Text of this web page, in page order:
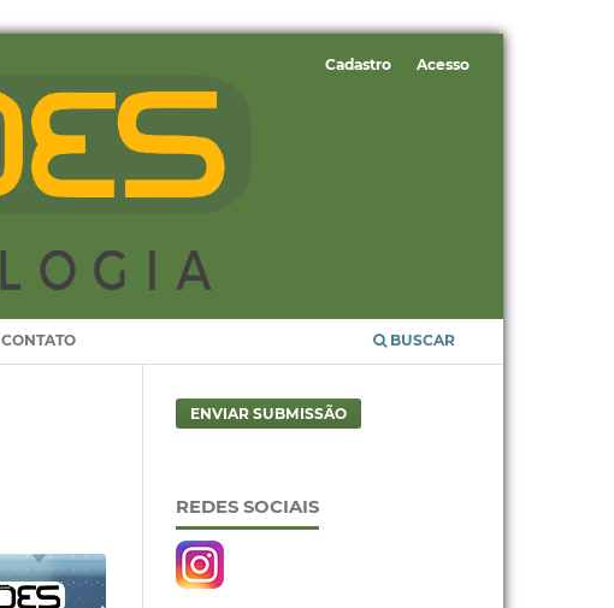
CONTATO BUSCAR
Cadastro Acesso
ENVIAR SUBMISSÃO
REDES SOCIAIS